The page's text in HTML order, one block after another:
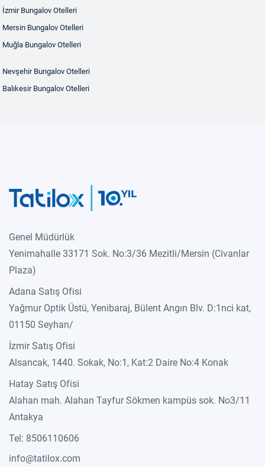
İzmir Bungalov Otelleri
Mersin Bungalov Otelleri
Muğla Bungalov Otelleri
Nevşehir Bungalov Otelleri
Balıkesir Bungalov Otelleri
Genel Müdürlük
Yenimahalle 33171 Sok. No:3/36 Mezitli/Mersin (Civanlar
Plaza)
Adana Satış Ofisi
Yağmur Optik Üstü, Yenibaraj, Bülent Angın Blv. D:1nci kat,
01150 Seyhan/
İzmir Satış Ofisi
Alsancak, 1440. Sokak, No:1, Kat:2 Daire No:4 Konak
Hatay Satış Ofisi
Alahan mah. Alahan Tayfur Sökmen kampüs sok. No3/11
Antakya
Tel: 8506110606
info@tatilox.com